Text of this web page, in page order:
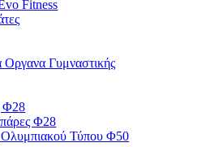
Fitness
Γυμναστικής
Φ28
Φ28
Τύπου Φ50